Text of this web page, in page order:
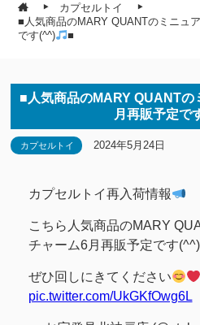
カプセルトイ
■人気商品のMARY QUANTのミニュ
です(^^)
■
■人気商品のMARY QUANTの
月再販予定で
カプセルトイ 2024年5月24日
カプセルトイ再入荷情報
こちら人気商品のMARY
チャーム6月再販予定です(^^)
ぜひ回しにきてください
pic.twitter.com/UkGKfOwg6L